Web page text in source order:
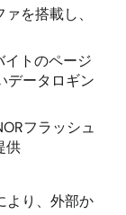
を搭載し、
トのページ
データロギン
フラッシュ
供
より、外部か